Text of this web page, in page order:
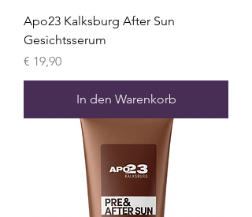
Apo23 Kalksburg After Sun
Gesichtsserum
Preis
€ 19,90
In den Warenkorb